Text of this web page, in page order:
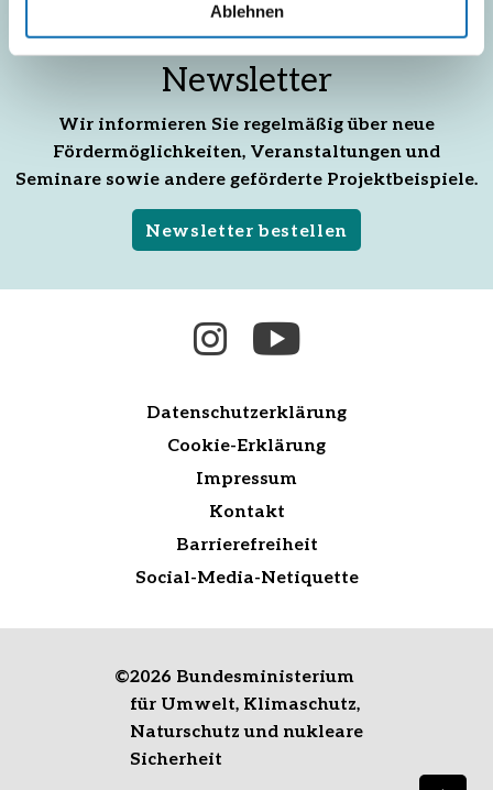
Ablehnen
Abonnieren Sie unsere
Newsletter
Wir informieren Sie regelmäßig über neue
Fördermöglichkeiten, Veranstaltungen und
Seminare sowie andere geförderte Projektbeispiele.
Newsletter bestellen
Datenschutzerklärung
Cookie-Erklärung
Impressum
Kontakt
Barrierefreiheit
Social-Media-Netiquette
©2026 Bundesministerium
für Umwelt, Klimaschutz,
Naturschutz und nukleare
Sicherheit